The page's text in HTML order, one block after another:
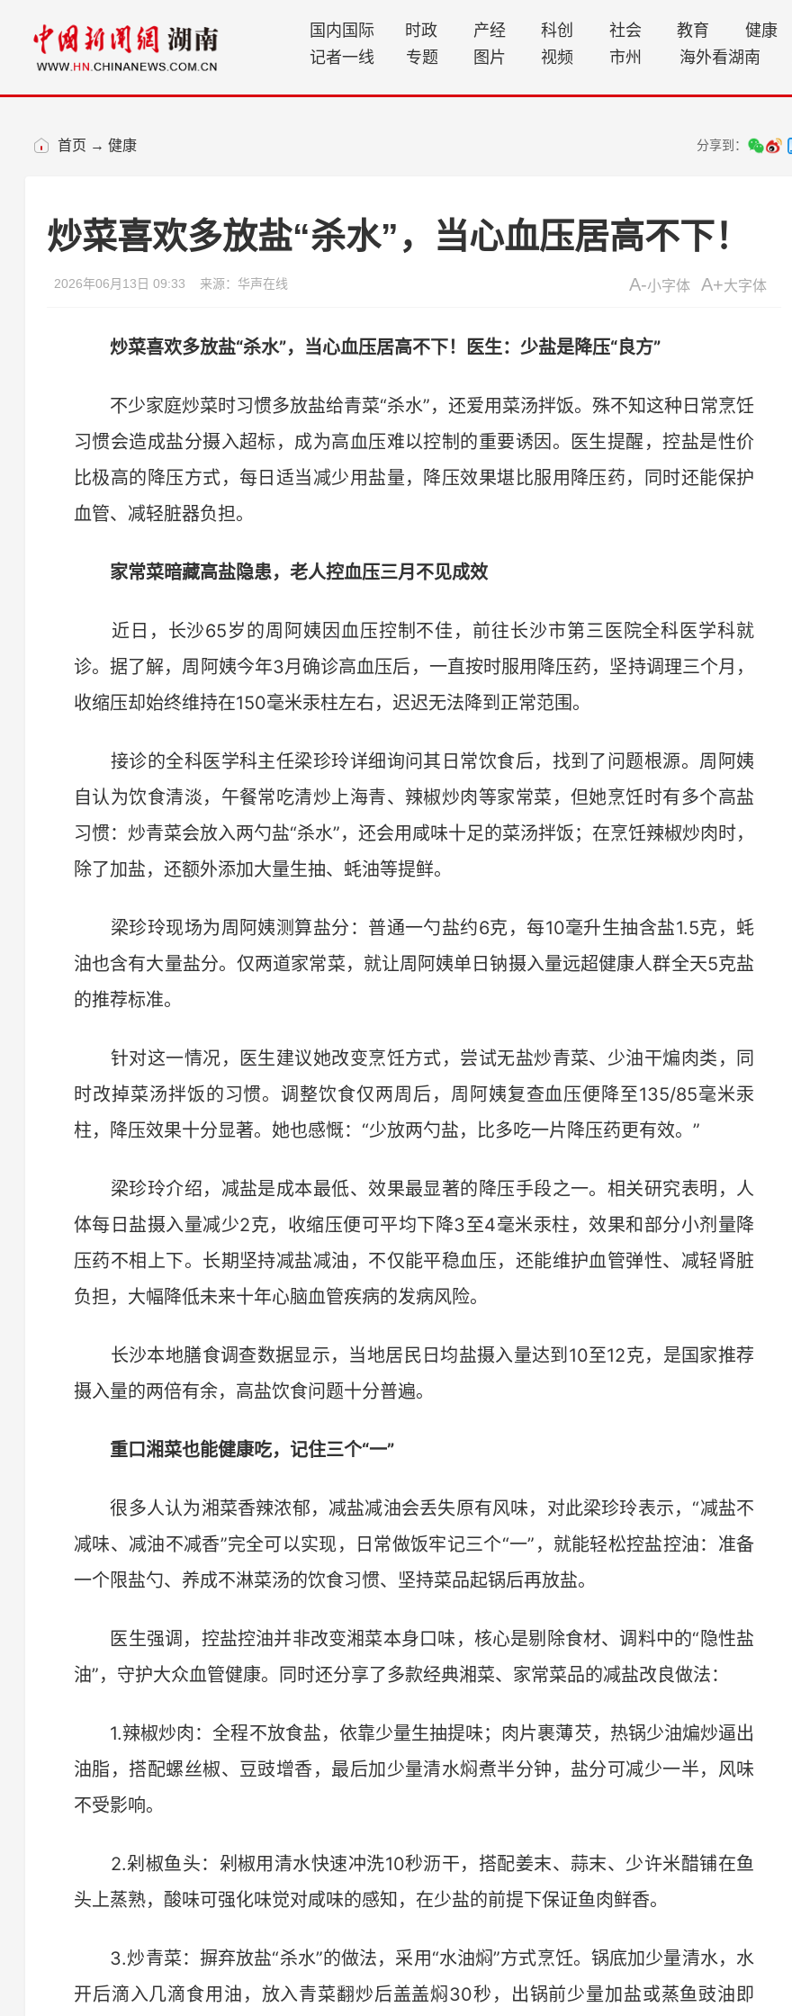
国内国际 时政 产经 科创 社会 教育 健康
记者一线
专题 图片 视频 市州 海外看湖南
首页 → 健康 分享到：
炒菜喜欢多放盐“杀水”，当心血压居高不下！
2026年06月13日 09:33 来源：华声在线 A-小字体 A+大字体
炒菜喜欢多放盐“杀水”，当心血压居高不下！医生：少盐是降压“良方”
不少家庭炒菜时习惯多放盐给青菜“杀水”，还爱用菜汤拌饭。殊不知这种日常烹饪
习惯会造成盐分摄入超标，成为高血压难以控制的重要诱因。医生提醒，控盐是性价
比极高的降压方式，每日适当减少用盐量，降压效果堪比服用降压药，同时还能保护
血管、减轻脏器负担。
家常菜暗藏高盐隐患，老人控血压三月不见成效
近日，长沙65岁的周阿姨因血压控制不佳，前往长沙市第三医院全科医学科就
诊。据了解，周阿姨今年3月确诊高血压后，一直按时服用降压药，坚持调理三个月，
收缩压却始终维持在150毫米汞柱左右，迟迟无法降到正常范围。
接诊的全科医学科主任梁珍玲详细询问其日常饮食后，找到了问题根源。周阿姨
自认为饮食清淡，午餐常吃清炒上海青、辣椒炒肉等家常菜，但她烹饪时有多个高盐
习惯：炒青菜会放入两勺盐“杀水”，还会用咸味十足的菜汤拌饭；在烹饪辣椒炒肉时，
除了加盐，还额外添加大量生抽、蚝油等提鲜。
梁珍玲现场为周阿姨测算盐分：普通一勺盐约6克，每10毫升生抽含盐1.5克，蚝
油也含有大量盐分。仅两道家常菜，就让周阿姨单日钠摄入量远超健康人群全天5克盐
的推荐标准。
针对这一情况，医生建议她改变烹饪方式，尝试无盐炒青菜、少油干煸肉类，同
时改掉菜汤拌饭的习惯。调整饮食仅两周后，周阿姨复查血压便降至135/85毫米汞
柱，降压效果十分显著。她也感慨：“少放两勺盐，比多吃一片降压药更有效。”
梁珍玲介绍，减盐是成本最低、效果最显著的降压手段之一。相关研究表明，人
体每日盐摄入量减少2克，收缩压便可平均下降3至4毫米汞柱，效果和部分小剂量降
压药不相上下。长期坚持减盐减油，不仅能平稳血压，还能维护血管弹性、减轻肾脏
负担，大幅降低未来十年心脑血管疾病的发病风险。
长沙本地膳食调查数据显示，当地居民日均盐摄入量达到10至12克，是国家推荐
摄入量的两倍有余，高盐饮食问题十分普遍。
重口湘菜也能健康吃，记住三个“一”
很多人认为湘菜香辣浓郁，减盐减油会丢失原有风味，对此梁珍玲表示，“减盐不
减味、减油不减香”完全可以实现，日常做饭牢记三个“一”，就能轻松控盐控油：准备
一个限盐勺、养成不淋菜汤的饮食习惯、坚持菜品起锅后再放盐。
医生强调，控盐控油并非改变湘菜本身口味，核心是剔除食材、调料中的“隐性盐
油”，守护大众血管健康。同时还分享了多款经典湘菜、家常菜品的减盐改良做法：
1.辣椒炒肉：全程不放食盐，依靠少量生抽提味；肉片裹薄芡，热锅少油煸炒逼出
油脂，搭配螺丝椒、豆豉增香，最后加少量清水焖煮半分钟，盐分可减少一半，风味
不受影响。
2.剁椒鱼头：剁椒用清水快速冲洗10秒沥干，搭配姜末、蒜末、少许米醋铺在鱼
头上蒸熟，酸味可强化味觉对咸味的感知，在少盐的前提下保证鱼肉鲜香。
3.炒青菜：摒弃放盐“杀水”的做法，采用“水油焖”方式烹饪。锅底加少量清水，水
开后滴入几滴食用油，放入青菜翻炒后盖盖焖30秒，出锅前少量加盐或蒸鱼豉油即